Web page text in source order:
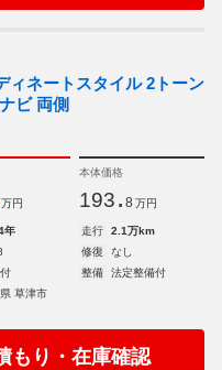
ィネートスタイル 2トーン
ビ 両側
万円
本体価格
193. 8 万円
年 走行
2.1万km
修復
なし
整備
法定整備付
草津市
もり・在庫確認